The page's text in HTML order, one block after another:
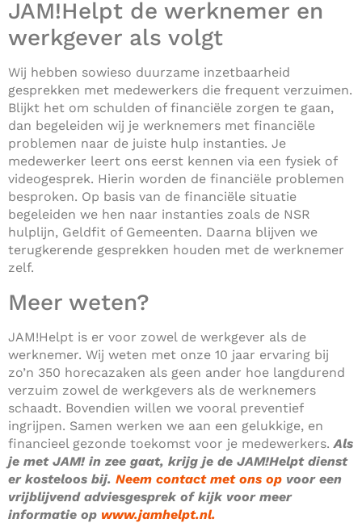
JAM!Helpt de werknemer en
werkgever als volgt
Wij hebben sowieso duurzame inzetbaarheid
gesprekken met medewerkers die frequent verzuimen.
Blijkt het om schulden of financiële zorgen te gaan,
dan begeleiden wij je werknemers met financiële
problemen naar de juiste hulp instanties. Je
medewerker leert ons eerst kennen via een fysiek of
videogesprek. Hierin worden de financiële problemen
besproken. Op basis van de financiële situatie
begeleiden we hen naar instanties zoals de NSR
hulplijn, Geldfit of Gemeenten. Daarna blijven we
terugkerende gesprekken houden met de werknemer
zelf.
Meer weten?
JAM!Helpt is er voor zowel de werkgever als de
werknemer. Wij weten met onze 10 jaar ervaring bij
zo’n 350 horecazaken als geen ander hoe langdurend
verzuim zowel de werkgevers als de werknemers
schaadt. Bovendien willen we vooral preventief
ingrijpen. Samen werken we aan een gelukkige, en
financieel gezonde toekomst voor je medewerkers.Als
je met JAM! in zee gaat, krijg je de JAM!Helpt dienst
er kosteloos bij. Neem contact met ons op voor een
vrijblijvend adviesgesprek of kijk voor meer
informatie op www.jamhelpt.nl.